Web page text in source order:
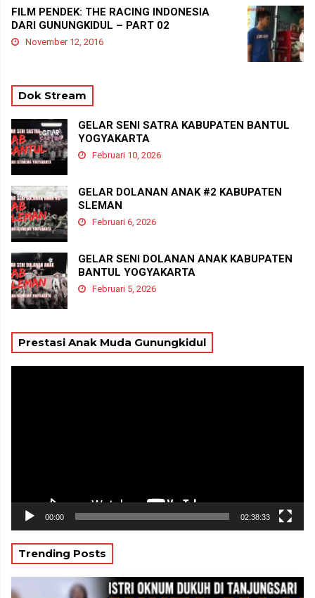
FILM PENDEK: THE RACING INDONESIA
DARI GUNUNGKIDUL – PART 02
November 12, 2016
Dok Stream
GELAR SENI SATRA KABUPATEN BANTUL
YOGYAKARTA
Februari 10, 2026
GELAR DOLANAN ANAK #2 KABUPATEN
SLEMAN
Februari 6, 2026
GELAR SENI DOLANAN ANAK KABUPATEN
BANTUL YOGYAKARTA
Februari 5, 2026
Prestasi Anak Muda Gunungkidul
00:00 02:38:33
Trending Posts